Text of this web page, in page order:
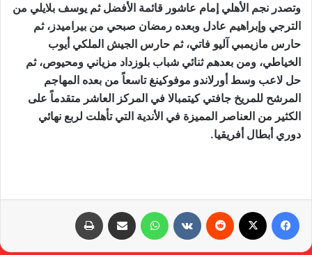
وتصدر نجم الأهلي إمام عاشور قائمة الأفضل ثم يوسف بلايلي من
الترجي وإبراهيم عادل وبعده رمضان صبحي من بيراميدز، ثم
حارس مازيمبي آليو فاتي، ثم حارس الجيش الملكي أيوب
الخياطي، ومن بعدهم ثنائي شباب بلوزداد مزياني ومحيوص، ثم
حل لاعب وسط أورلاندو موفوكينغ تاسعاً من بعده المهاجم
المرشح للمريخ جافتي كيتمبالا في المركز العاشر متقدماً على
الكثير من العناصر المميزة في الأندية التي تأهلت لربع نهائي
دوري أبطال أفريقيا.
واتساب